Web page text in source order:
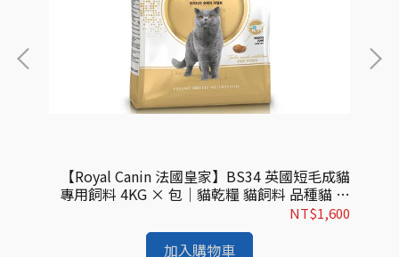
【Royal Canin 法國皇家】BS34 英國短毛成貓
專用飼料 4KG × 包｜貓乾糧 貓飼料 品種貓 皇
家貓飼料
NT$1,600
加入購物車